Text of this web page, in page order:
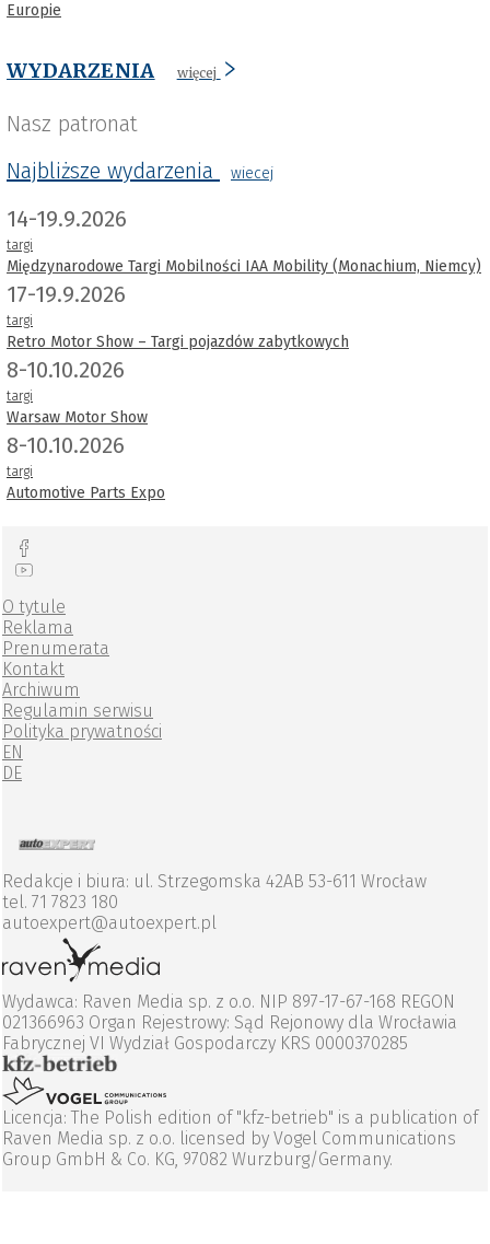
Europie
WYDARZENIA więcej
Nasz patronat
Najbliższe wydarzenia
wiecej
14-19.9.2026
targi
Międzynarodowe Targi Mobilności IAA Mobility (Monachium, Niemcy)
17-19.9.2026
targi
Retro Motor Show – Targi pojazdów zabytkowych
8-10.10.2026
targi
Warsaw Motor Show
8-10.10.2026
targi
Automotive Parts Expo
O tytule
Reklama
Prenumerata
Kontakt
Archiwum
Regulamin serwisu
Polityka prywatności
EN
DE
Redakcje i biura: ul. Strzegomska 42AB 53-611 Wrocław
tel. 71 7823 180
autoexpert@autoexpert.pl
Wydawca: Raven Media sp. z o.o. NIP 897-17-67-168 REGON
021366963 Organ Rejestrowy: Sąd Rejonowy dla Wrocławia
Fabrycznej VI Wydział Gospodarczy KRS 0000370285
Licencja: The Polish edition of "kfz-betrieb" is a publication of
Raven Media sp. z o.o. licensed by Vogel Communications
Group GmbH & Co. KG, 97082 Wurzburg/Germany.